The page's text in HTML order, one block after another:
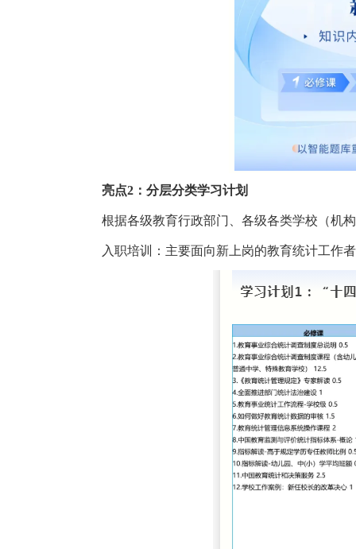
亮点2：分层分类学习计划
根据各级教育行政部门、各级各类学校（机
入职培训： 主要面向新上岗的教育统计工作